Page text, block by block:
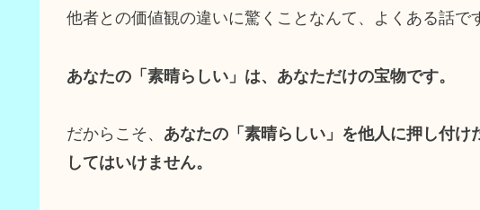
他者との価値観の違いに驚くことなんて、よくある話で
あなたの「素晴らしい」は、あなただけの宝物です。
だからこそ、 あなたの「素晴らしい」を他人に押し付
してはいけません。